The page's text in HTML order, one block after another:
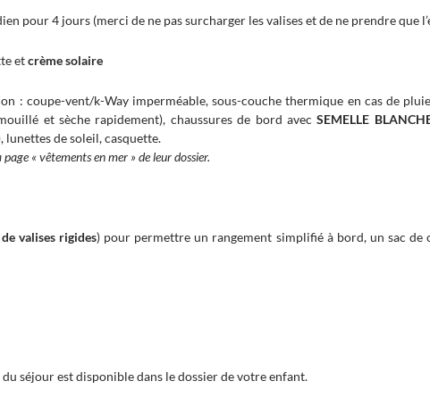
pour 4 jours (merci de ne pas surcharger les valises et de ne prendre que
etcrème solaire
: coupe-vent/k-Way imperméable, sous-couche thermique en cas de
et sèche rapidement), chaussures de bord avecSEMELLE
lunettes de soleil, casquette.
« vêtements en mer » de leur dossier.
de valises rigides) pour permettre un rangement simplifié à bord, un sac de
séjour est disponible dans le dossier de votre enfant.